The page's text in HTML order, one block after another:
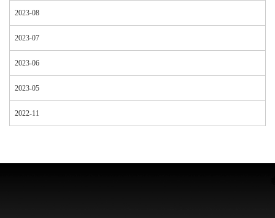
2023-08
2023-07
2023-06
2023-05
2022-11